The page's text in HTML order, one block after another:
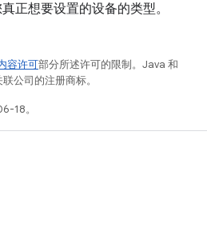
正想要设置的设备的类型。
容许可部分所述许可的限制。Java 和
公司的注册商标。
18。